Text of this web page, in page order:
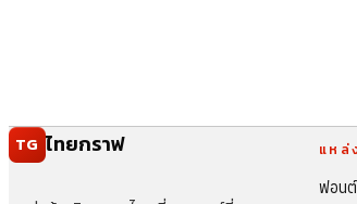
TG ไทยกราฟ แหล่
ฟอน